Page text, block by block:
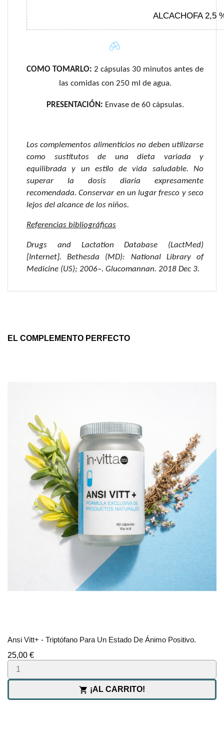
ALCACHOFA 2,5
COMO TOMARLO: 2 cápsulas 30 minutos antes de
las comidas con 250 ml de agua.
PRESENTACIÓN: Envase de 60 cápsulas.
Los complementos alimenticios no deben utilizarse
como sustitutos de una dieta variada y
equilibrada y un estilo de vida saludable. No
superar la dosis diaria expresamente
recomendada. Conservar en un lugar fresco y seco
lejos del alcance de los niños.
Referencias bibliográficas
Drugs and Lactation Database (LactMed)
[Internet]. Bethesda (MD): National Library of
Medicine (US); 2006–. Glucomannan. 2018 Dec 3.
EL COMPLEMENTO PERFECTO
Ansi Vitt+ - Triptófano Para Un Estado De Ánimo Positivo.
Precio
25,00 €
 ¡AL CARRITO!